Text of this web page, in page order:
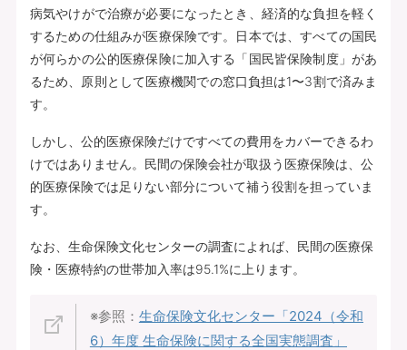
病気やけがで治療が必要になったとき、経済的な負担を軽く
するための仕組みが医療保険です。日本では、すべての国民
が何らかの公的医療保険に加入する「国民皆保険制度」があ
るため、原則として医療機関での窓口負担は1〜3割で済みま
す。
しかし、公的医療保険だけですべての費用をカバーできるわ
けではありません。民間の保険会社が取扱う医療保険は、公
的医療保険では足りない部分について補う役割を担っていま
す。
なお、生命保険文化センターの調査によれば、民間の医療保
険・医療特約の世帯加入率は95.1%に上ります。
※参照： 生命保険文化センター「2024（令和
6）年度 生命保険に関する全国実態調査」